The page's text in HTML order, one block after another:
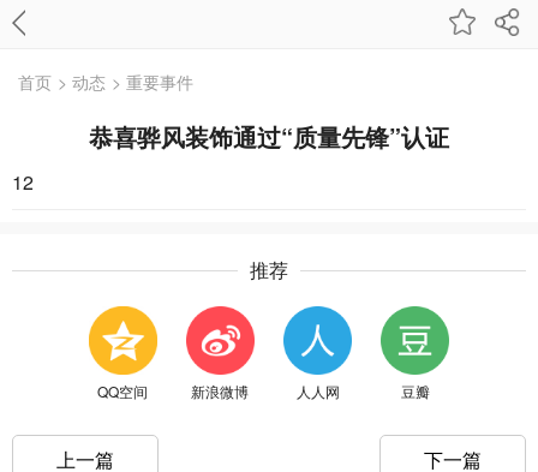
首页 > 动态 > 重要事件
恭喜骅风装饰通过“质量先锋”认证
12
推荐
QQ空间 新浪微博 人人网 豆瓣
上一篇 下一篇